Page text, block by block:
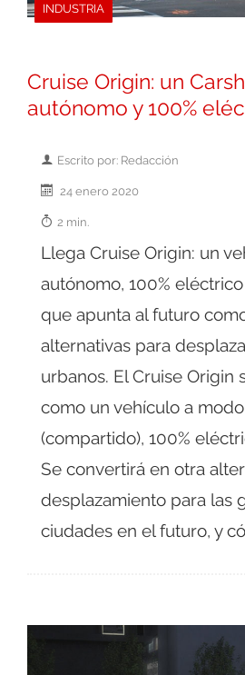
INDUSTRIA
Cruise Origin: un
autónomo y 100%
Escrito por: Redacción
24 enero 2020
2 min.
Llega Cruise Origin: un
autónomo, 100%
que apunta al futuro
alternativas para
urbanos. El Cruise Origin
como un vehículo a
(compartido), 100%
Se convertirá en otra
desplazamiento para las
ciudades en el futuro, y